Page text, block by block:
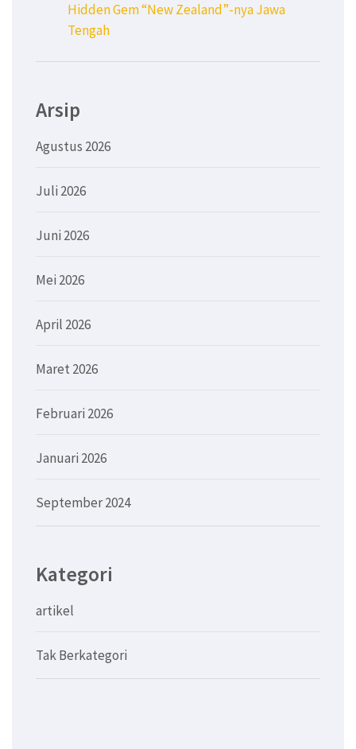
Hidden Gem “New Zealand”-nya Jawa
Tengah
Arsip
Agustus 2026
Juli 2026
Juni 2026
Mei 2026
April 2026
Maret 2026
Februari 2026
Januari 2026
September 2024
Kategori
artikel
Tak Berkategori